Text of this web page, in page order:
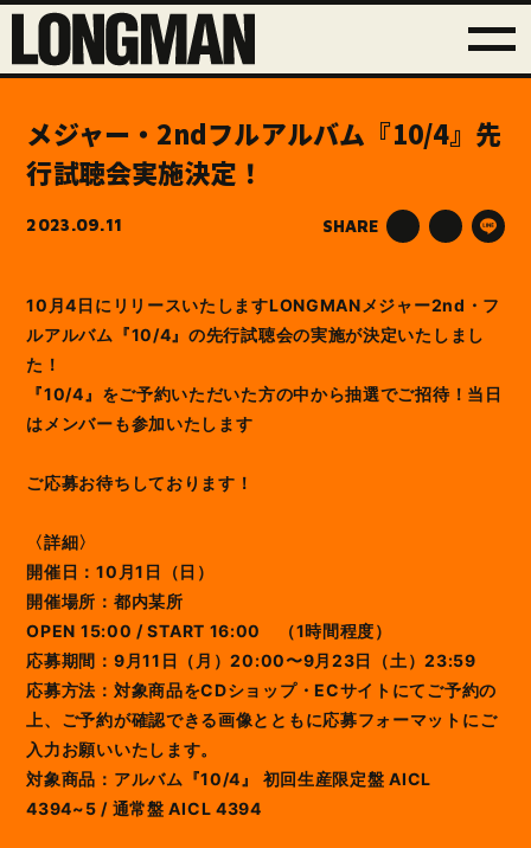
メジャー・2ndフルアルバム『10/4』先
行試聴会実施決定！
2023.09.11 SHARE
10月4日にリリースいたしますLONGMANメジャー2nd・フ
ルアルバム『10/4』の先行試聴会の実施が決定いたしまし
た！
『10/4』をご予約いただいた方の中から抽選でご招待！当日
はメンバーも参加いたします
ご応募お待ちしております！
〈詳細〉
開催日：10月1日（日）
開催場所：都内某所
OPEN 15:00 / START 16:00 （1時間程度）
応募期間：9月11日（月）20:00〜9月23日（土）23:59
応募方法：対象商品をCDショップ・ECサイトにてご予約の
上、ご予約が確認できる画像とともに応募フォーマットにご
入力お願いいたします。
対象商品：アルバム『10/4』 初回生産限定盤 AICL
4394~5 / 通常盤 AICL 4394